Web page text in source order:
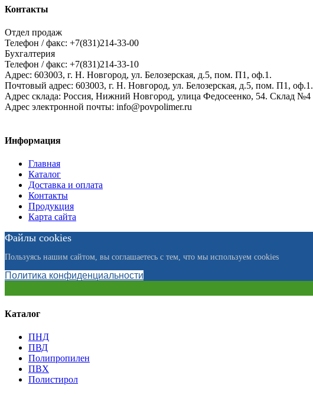
Контакты
Отдел продаж
Телефон / факс: +7(831)214-33-00
Бухгалтерия
Телефон / факс: +7(831)214-33-10
Адрес: 603003, г. Н. Новгород, ул. Белозерская, д.5, пом. П1, оф.1.
Почтовый адрес: 603003, г. Н. Новгород, ул. Белозерская, д.5, пом. П1, оф.1.
Адрес склада: Россия, Нижний Новгород, улица Федосеенко, 54. Склад №4
Адрес электронной почты: info@povpolimer.ru
Информация
Главная
Каталог
Доставка и оплата
Контакты
Продукция
Карта сайта
Файлы cookies
Пользуясь нашим сайтом, вы соглашаетесь с тем, что мы используем cookies
Политика конфиденциальности
Каталог
ПНД
ПВД
Полипропилен
ПВХ
Полистирол